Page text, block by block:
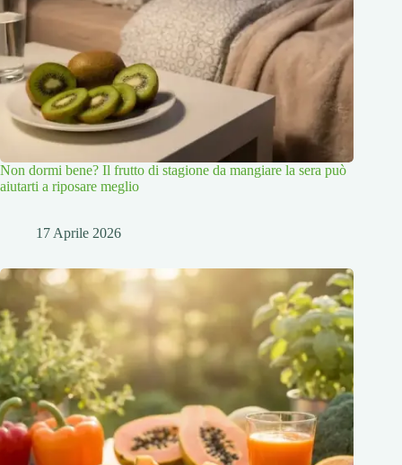
Non dormi bene? Il frutto di stagione da mangiare la sera può
aiutarti a riposare meglio
17 Aprile 2026